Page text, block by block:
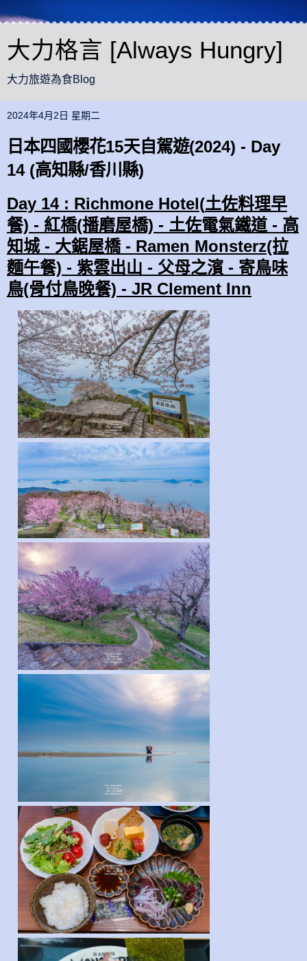
大力格言 [Always Hungry]
大力旅遊為食Blog
2024年4月2日 星期二
日本四國櫻花15天自駕遊(2024) - Day
14 (高知縣/香川縣)
Day 14 : Richmone Hotel(土佐料理早
餐) - 紅橋(播磨屋橋) - 土佐電氣鐵道 - 高
知城 - 大鋸屋橋 - Ramen Monsterz(拉
麵午餐) - 紫雲出山 - 父母之濱 - 寄鳥味
鳥(骨付鳥晚餐) - JR Clement Inn